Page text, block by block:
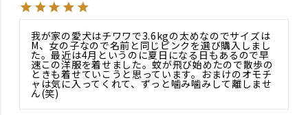
我が家の愛犬はチワワで3.6kgの太めなのでサイズは
M、女の子なので名前と同じピンクを選び購入しまし
た。最近は4月というのに夏日になる日もあるので早
速この洋服を着せました。蚊が飛び始めたので散歩の
ときも着せていこうと思っています。おまけのオモチ
ャは気に入ってくれて、ずっと噛み噛みして離しませ
ん(笑)